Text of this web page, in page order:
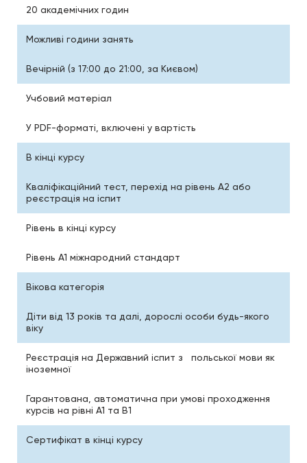
20 академічних годин
Можливі години занять
Вечірній (з 17:00 до 21:00, за Києвом)
Учбовий матеріал
У PDF-форматі, включені у вартість
В кінці курсу
Кваліфікаційний тест, перехід на рівень A2 або
реєстрація на іспит
Рівень в кінці курсу
Рівень А1 міжнародний стандарт
Вікова категорія
Діти від 13 років та далі, дорослі особи будь-якого
віку
Реєстрація на Державний іспит з польської мови як
іноземної
Гарантована, автоматична при умові проходження
курсів на рівні А1 та В1
Сертифікат в кінці курсу